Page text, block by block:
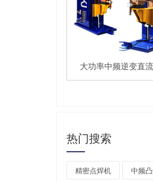
大功率中频逆变直
热门搜索
精密点焊机 中频